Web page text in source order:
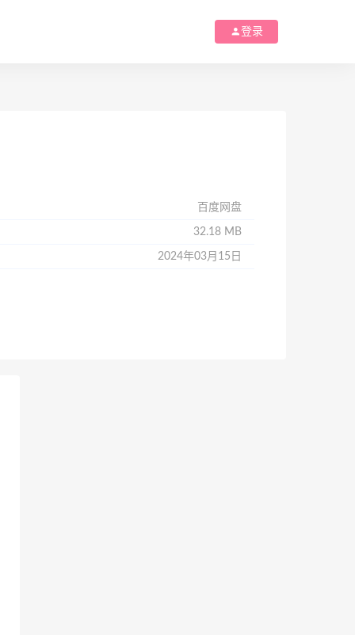
登录
百度网盘
32.18 MB
2024年03月15日